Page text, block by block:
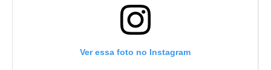
Ver essa foto no Instagram